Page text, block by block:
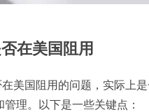
在美国阻用
美国阻用的问题，实际上
理。以下是一些关键点：